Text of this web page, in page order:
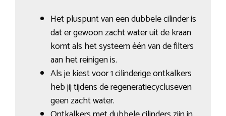
Het pluspunt van een dubbele cilinder is
dat er gewoon zacht water uit de kraan
komt als het systeem één van de filters
aan het reinigen is.
Als je kiest voor 1 cilinderige ontkalkers
heb jij tijdens de regeneratiecycluseven
geen zacht water.